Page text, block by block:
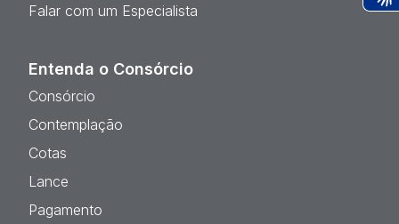
Falar com um Especialista
Entenda o Consórcio
Consórcio
Contemplação
Cotas
Lance
Pagamento